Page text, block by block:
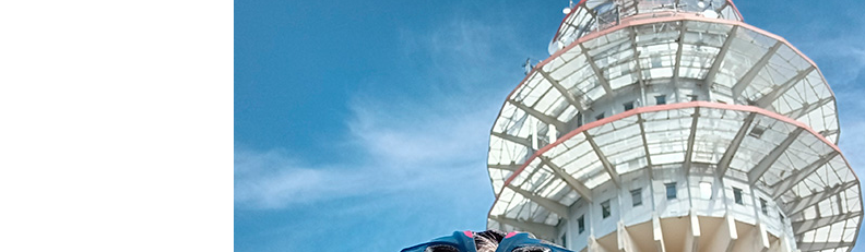
St-Hélier ><
Suze >< Blangey Bas
Teureau de Fache
Teureau des Fourches
Thenissey ><